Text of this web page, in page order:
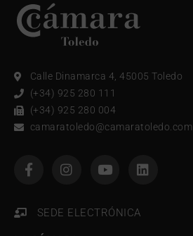
Calle Dinamarca 4, 45005 Toledo
(+34) 925 280 111
(+34) 925 280 004
camaratoledo@camaratoledo.com
SEDE ELECTRÓNICA